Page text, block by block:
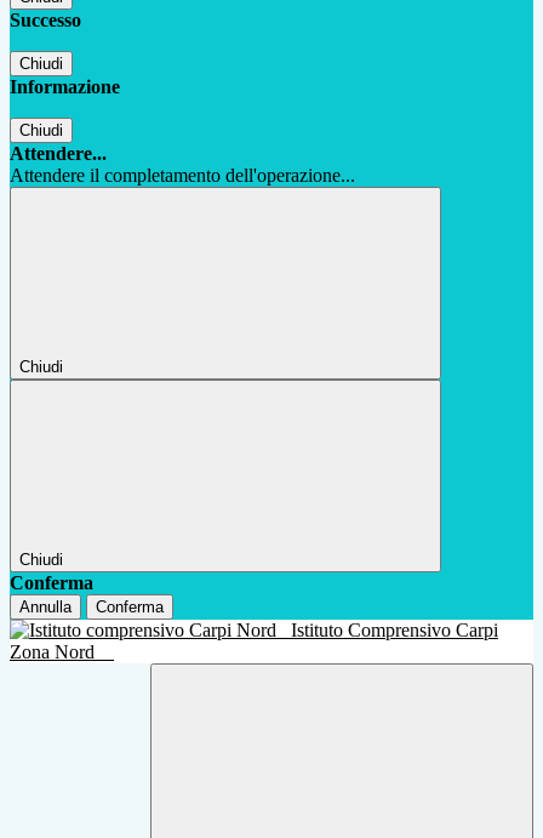
Successo
Chiudi
Informazione
Chiudi
Attendere...
Attendere il completamento dell'operazione...
Chiudi
Chiudi
Conferma
Annulla Conferma
Istituto Comprensivo Carpi
Zona Nord